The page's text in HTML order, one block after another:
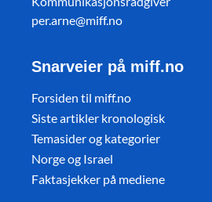
per.arne@miff.no
Snarveier på miff.no
Forsiden til miff.no
Siste artikler kronologisk
Temasider og kategorier
Norge og Israel
Faktasjekker på mediene